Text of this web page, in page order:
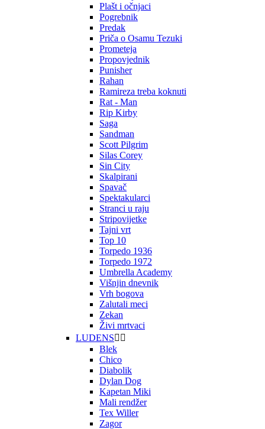
Plašt i očnjaci
Pogrebnik
Predak
Priča o Osamu Tezuki
Prometeja
Propovjednik
Punisher
Rahan
Ramireza treba koknuti
Rat - Man
Rip Kirby
Saga
Sandman
Scott Pilgrim
Silas Corey
Sin City
Skalpirani
Spavač
Spektakularci
Stranci u raju
Stripovijetke
Tajni vrt
Top 10
Torpedo 1936
Torpedo 1972
Umbrella Academy
Višnjin dnevnik
Vrh bogova
Zalutali meci
Zekan
Živi mrtvaci
LUDENS 
Blek
Chico
Diabolik
Dylan Dog
Kapetan Miki
Mali rendžer
Tex Willer
Zagor